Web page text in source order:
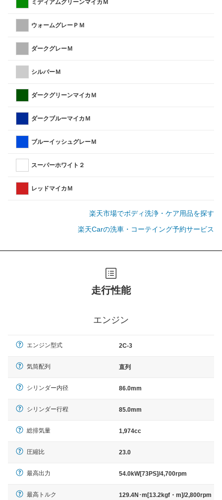
ミディアムグリーンマイカＭ
ウォームグレーＰＭ
ダークグレーＭ
シルバーＭ
ダークグリーンマイカＭ
ダークブルーマイカＭ
ブルーイッシュグレーＭ
スーパーホワイト２
レッドマイカＭ
楽天市場でボディ洗浄・ケア用品を探す
楽天Carの洗車・コーテイング予約サービス
走行性能
エンジン
エンジン型式 2C-3
気筒配列 直列
シリンダー内径 86.0mm
シリンダー行程 85.0mm
総排気量 1,974cc
圧縮比 23.0
最高出力 54.0kW[73PS]/4,700rpm
最高トルク 129.4N･m[13.2kgf・m]/2,800rpm